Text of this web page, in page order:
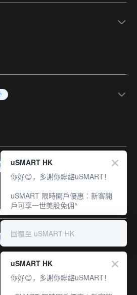
將對外
將對外
uSMART HK
你好😊，多謝你聯絡uSMART！
uSMART 限時開戶優惠︰新客開
戶可享一世美股免佣^
回覆至 uSMART HK
uSMART HK
你好😊，多謝你聯絡uSMART！